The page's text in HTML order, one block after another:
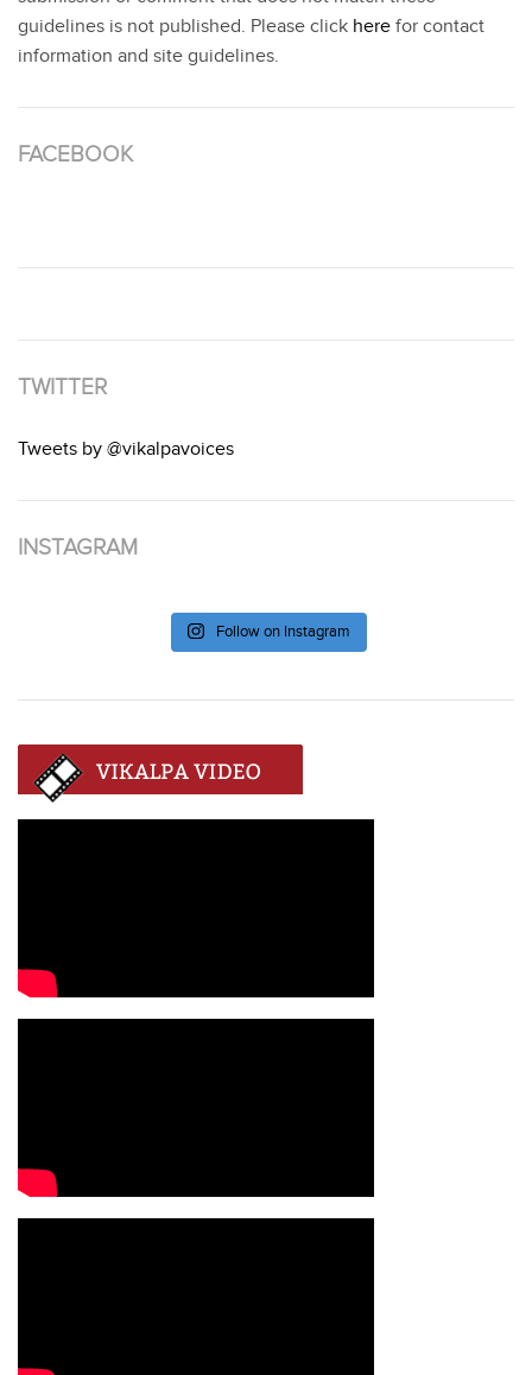
guidelines is not published. Please click here for contact
information and site guidelines.
FACEBOOK
TWITTER
Tweets by @vikalpavoices
INSTAGRAM
Follow on Instagram